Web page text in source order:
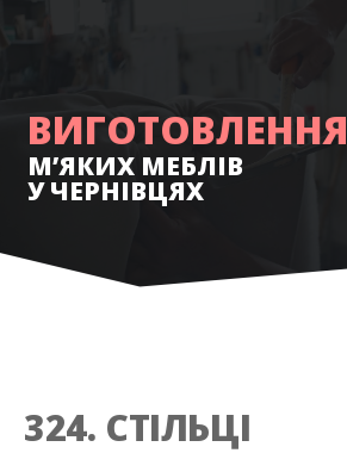
ВИГОТОВЛЕННЯ
М’ЯКИХ МЕБЛІВ
У ЧЕРНІВЦЯХ
324. СТІЛЬЦІ